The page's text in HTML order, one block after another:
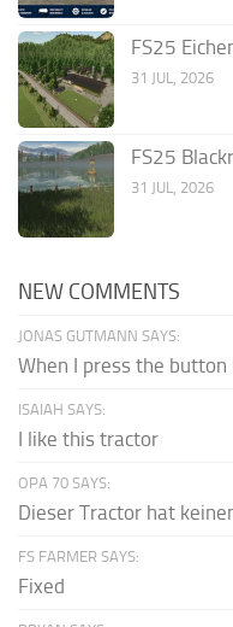
FS25
31 JUL, 2026
FS25
31 JUL, 2026
NEW COMMENTS
JONAS GUTMANN SAYS:
When I press the
ISAIAH SAYS:
I like this tractor
OPA 70 SAYS:
Dieser Tractor hat
FS FARMER SAYS:
Fixed